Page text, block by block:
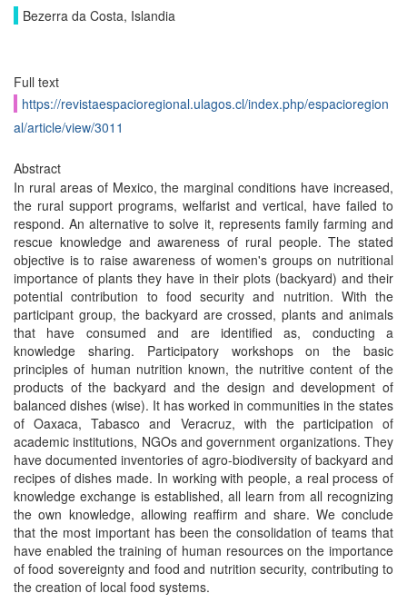
Bezerra da Costa, Islandia
Full text
https://revistaespacioregional.ulagos.cl/index.php/espacioregion
al/article/view/3011
Abstract
In rural areas of Mexico, the marginal conditions have increased,
the rural support programs, welfarist and vertical, have failed to
respond. An alternative to solve it, represents family farming and
rescue knowledge and awareness of rural people. The stated
objective is to raise awareness of women's groups on nutritional
importance of plants they have in their plots (backyard) and their
potential contribution to food security and nutrition. With the
participant group, the backyard are crossed, plants and animals
that have consumed and are identified as, conducting a
knowledge sharing. Participatory workshops on the basic
principles of human nutrition known, the nutritive content of the
products of the backyard and the design and development of
balanced dishes (wise). It has worked in communities in the states
of Oaxaca, Tabasco and Veracruz, with the participation of
academic institutions, NGOs and government organizations. They
have documented inventories of agro-biodiversity of backyard and
recipes of dishes made. In working with people, a real process of
knowledge exchange is established, all learn from all recognizing
the own knowledge, allowing reaffirm and share. We conclude
that the most important has been the consolidation of teams that
have enabled the training of human resources on the importance
of food sovereignty and food and nutrition security, contributing to
the creation of local food systems.